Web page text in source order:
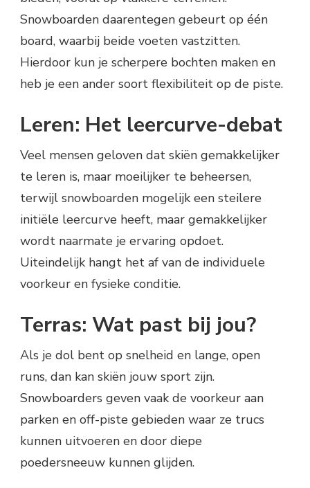
Snowboarden daarentegen gebeurt op één
board, waarbij beide voeten vastzitten.
Hierdoor kun je scherpere bochten maken en
heb je een ander soort flexibiliteit op de piste.
Leren: Het leercurve-debat
Veel mensen geloven dat skiën gemakkelijker
te leren is, maar moeilijker te beheersen,
terwijl snowboarden mogelijk een steilere
initiële leercurve heeft, maar gemakkelijker
wordt naarmate je ervaring opdoet.
Uiteindelijk hangt het af van de individuele
voorkeur en fysieke conditie.
Terras: Wat past bij jou?
Als je dol bent op snelheid en lange, open
runs, dan kan skiën jouw sport zijn.
Snowboarders geven vaak de voorkeur aan
parken en off-piste gebieden waar ze trucs
kunnen uitvoeren en door diepe
poedersneeuw kunnen glijden.